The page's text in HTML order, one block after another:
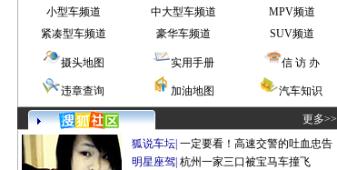
小型车频道
中大型车频道
MPV频道
紧凑型车频道
豪华车频道 SUV频道
摄头地图 实用手册 信 访 办
违章查询 加油地图 汽车知识
更多>>
狐说车坛 一定要看！高速交警的吐血忠告
明星座驾 杭州一家三口被宝马车撞飞